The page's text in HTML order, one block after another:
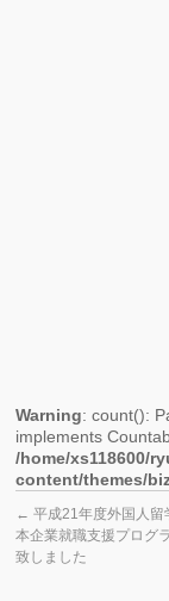
Warning: count():
implements
/home/xs118600/
content/themes/
← 平成21年度外国人留
本企業就職支援プログ
致しました